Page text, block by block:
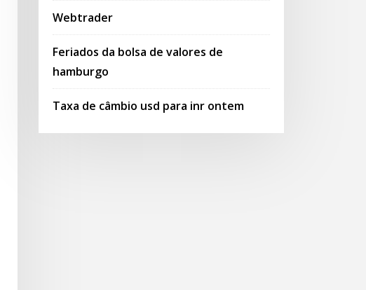
Webtrader
Feriados da bolsa de valores de
hamburgo
Taxa de câmbio usd para inr ontem